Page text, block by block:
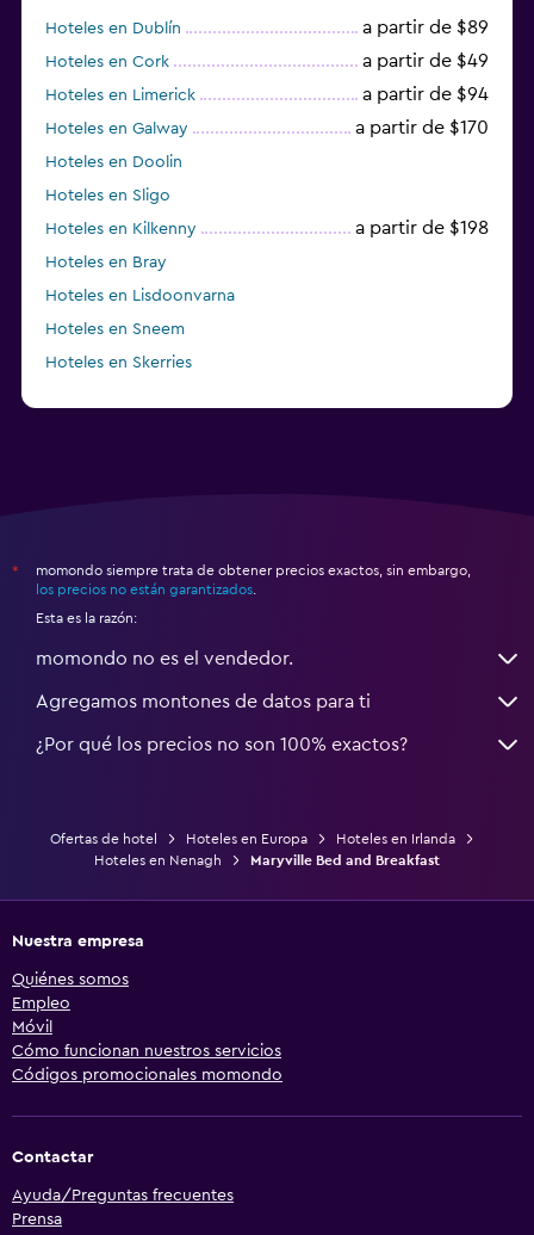
Hoteles en Dublín a partir de $89
Hoteles en Cork a partir de $49
Hoteles en Limerick a partir de $94
Hoteles en Galway a partir de $170
Hoteles en Doolin
Hoteles en Sligo
Hoteles en Kilkenny
a partir de $198
Hoteles en Bray
Hoteles en Lisdoonvarna
Hoteles en Sneem
Hoteles en Skerries
*
momondo siempre trata de obtener precios exactos, sin embargo,
los precios no están garantizados
Esta es la razón:
momondo no es el vendedor.
Agregamos montones de datos para ti
¿Por qué los precios no son 100% exactos?
Ofertas de hotel Hoteles en Europa
Hoteles en Irlanda
Hoteles en Nenagh
Maryville Bed and Breakfast
Nuestra empresa
Quiénes somos
Empleo
Móvil
Cómo funcionan nuestros servicios
Códigos promocionales momondo
Contactar
Ayuda/Preguntas frecuentes
Prensa